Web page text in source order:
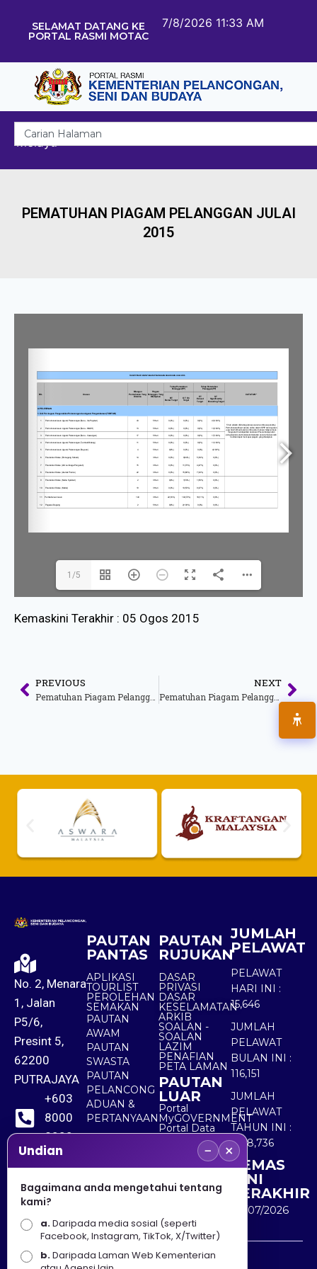
SELAMAT DATANG KE
PORTAL RASMI MOTAC
7/8/2026 11:33 AM
Melayu
PEMATUHAN PIAGAM PELANGGAN JULAI
2015
1/5
Kemaskini Terakhir : 05 Ogos 2015
PREVIOUS NEXT
Pematuhan Piagam Pelanggan Jun 2015
No. 2, Menara
1, Jalan
P5/6,
Presint 5,
62200
PUTRAJAYA
+603
8000
8000
+603
8891
7100
PAUTAN
PANTAS
APLIKASI
TOURLIST
PEROLEHAN
SEMAKAN
PAUTAN
AWAM
PAUTAN
SWASTA
PAUTAN
PELANCONG
ADUAN &
PERTANYAAN
PAUTAN
RUJUKAN
DASAR
PRIVASI
DASAR
KESELAMATAN
ARKIB
SOALAN -
SOALAN
LAZIM
PENAFIAN
PETA LAMAN
PAUTAN
LUAR
Portal
MyGOVERNMENT
Portal Data
Terbuka
Sektor Awam
JUMLAH
PELAWAT
PELAWAT
HARI INI :
15,646
JUMLAH
PELAWAT
BULAN INI :
116,151
JUMLAH
PELAWAT
TAHUN INI :
5,518,736
KEMAS
KINI
TERAKHIR
30/07/2026
Penafian : Kerajaan Malaysia dan Kementerian
Undian − ×
Bagaimana anda mengetahui tentang
kami?
a.Daripada media sosial (seperti
Facebook, Instagram, TikTok, X/Twitter)
b.Daripada Laman Web Kementerian